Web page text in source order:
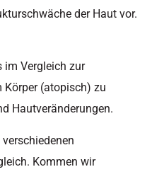
der Haut vor.
im Vergleich zur
Körper (atopisch) zu
Hautveränderungen.
Kommen wir